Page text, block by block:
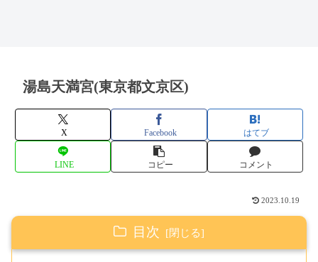
湯島天満宮(東京都文京区)
X Facebook はてブ
LINE コピー コメント
2023.10.19
目次